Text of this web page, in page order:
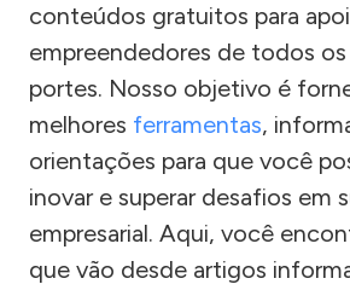
conteúdos gratuitos para
empreendedores de todos
portes. Nosso objetivo é
melhores ferramentas,
orientações para que você
inovar e superar desafios em
empresarial. Aqui, você
que vão desde artigos